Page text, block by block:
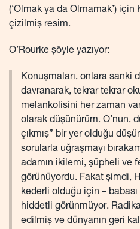
(‘Olmak ya da Olmamak’) için
çizilmiş resim.
O’Rourke şöyle yazıyor:
Konuşmaları, onlara sanki
davranarak, tekrar tekrar
melankolisini her zaman
olarak düşünürüm. O’nun,
çıkmış” bir yer olduğu
sorularla uğraşmayı
adamın ikilemi, şüpheli ve
görünüyordu. Fakat şimdi,
kederli olduğu için –
hiddetli görünmüyor.
edilmiş ve dünyanın geri